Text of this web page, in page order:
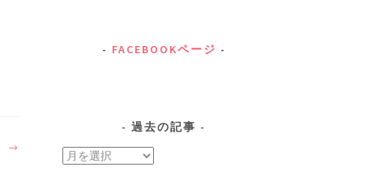
FACEBOOKページ
過去の記事
過